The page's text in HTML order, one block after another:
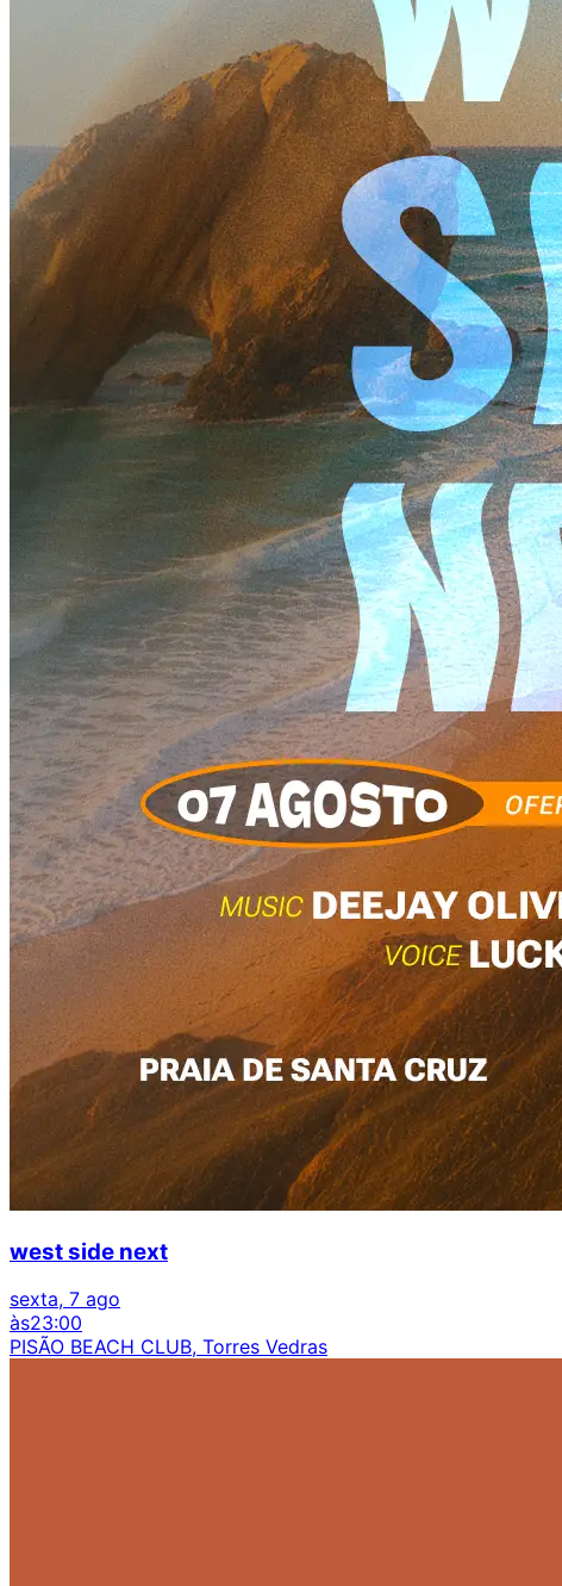
west side next
sexta, 7 ago
às23:00
PISÃO BEACH CLUB, Torres Vedras